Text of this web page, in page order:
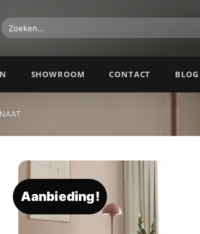
Zoeken
naar:
SHOWROOM CONTACT BLOG
Aanbieding!
verlanglijst